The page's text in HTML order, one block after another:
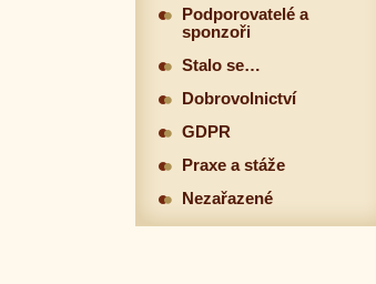
Podporovatelé a
sponzoři
Stalo se…
Dobrovolnictví
GDPR
Praxe a stáže
Nezařazené